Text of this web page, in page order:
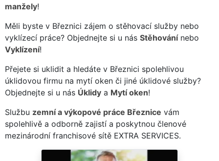
manžely!
Měli byste v Březnici zájem o stěhovací služby nebo
vyklízecí práce? Objednejte si u nás Stěhovánínebo
Vyklízení!
Přejete si uklidit a hledáte v Březnici spolehlivou
úklidovou firmu na mytí oken či jiné úklidové služby?
Objednejte si u nás Úklidy a Mytí oken!
Službu zemní a výkopové práce Březnice vám
spolehlivě a odborně zajistí a poskytnou členové
mezinárodní franchisové sítě EXTRA SERVICES.